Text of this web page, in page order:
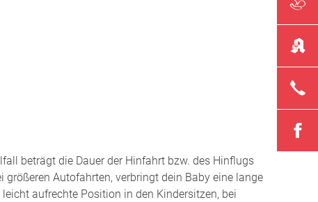
Start ins Leben
beträgt die Dauer der Hinfahrt bzw. des Hinflugs
Autofahrten, verbringt dein Baby eine lange
aufrechte Position in den Kindersitzen, bei